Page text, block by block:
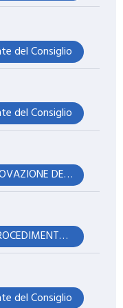
del Consiglio
del Consiglio
4 - PROCEDIMENTO DI APPROVAZIONE DEL PIANO OPERATIVO COMUNALE ADOTTATO CON D.C.C. N. 28 DEL 26.06.2025 - ESAME E CONTRODEDUZIONE ALLE OSSERVAZIONI E AI CONTRIBUTI PERVENUTI CON CONTESTUALE PARZIALE RIADOZIONE
Immediata eseguibilità 4 - PROCEDIMENTO DI APPROVAZIONE DEL PIANO OPERATIVO COMUNALE ADOTTATO CON D.C.C. N. 28 DEL 26.06.2025 - ESAME E CONTRODEDUZIONE ALLE OSSERVAZIONI E AI CONTRIBUTI PERVENUTI CON CONTESTUALE PARZIALE RIADOZIONE
del Consiglio